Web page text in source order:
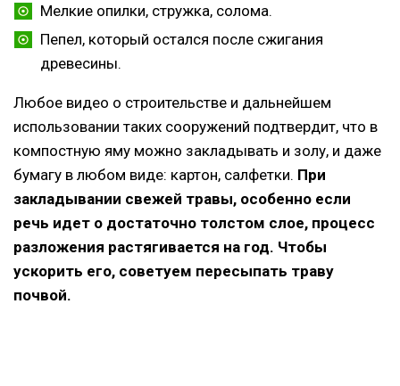
Мелкие опилки, стружка, солома.
Пепел, который остался после сжигания
древесины.
Любое видео о строительстве и дальнейшем
использовании таких сооружений подтвердит, что в
компостную яму можно закладывать и золу, и даже
бумагу в любом виде: картон, салфетки. При
закладывании свежей травы, особенно если
речь идет о достаточно толстом слое, процесс
разложения растягивается на год. Чтобы
ускорить его, советуем пересыпать траву
почвой.